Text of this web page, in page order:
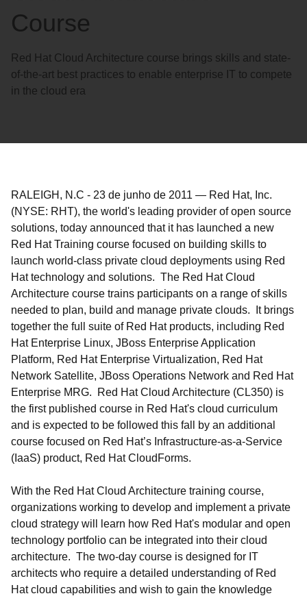
Course
Red Hat Cloud Architecture course brings skills and state-
of-the-art best practices to enable enterprise IT to compete
in the cloud era
RALEIGH, N.C - 23 de junho de 2011 — Red Hat, Inc.
(NYSE: RHT), the world's leading provider of open source
solutions, today announced that it has launched a new
Red Hat Training course focused on building skills to
launch world-class private cloud deployments using Red
Hat technology and solutions. The Red Hat Cloud
Architecture course trains participants on a range of skills
needed to plan, build and manage private clouds. It brings
together the full suite of Red Hat products, including Red
Hat Enterprise Linux, JBoss Enterprise Application
Platform, Red Hat Enterprise Virtualization, Red Hat
Network Satellite, JBoss Operations Network and Red Hat
Enterprise MRG. Red Hat Cloud Architecture (CL350) is
the first published course in Red Hat's cloud curriculum
and is expected to be followed this fall by an additional
course focused on Red Hat’s Infrastructure-as-a-Service
(IaaS) product, Red Hat CloudForms.
With the Red Hat Cloud Architecture training course,
organizations working to develop and implement a private
cloud strategy will learn how Red Hat's modular and open
technology portfolio can be integrated into their cloud
architecture. The two-day course is designed for IT
architects who require a detailed understanding of Red
Hat cloud capabilities and wish to gain the knowledge